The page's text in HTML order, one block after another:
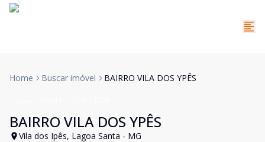
Home Buscar imóvel BAIRRO VILA DOS YPÊS
BAIRRO VILA DOS YPÊS
Vila dos Ipês, Lagoa Santa - MG